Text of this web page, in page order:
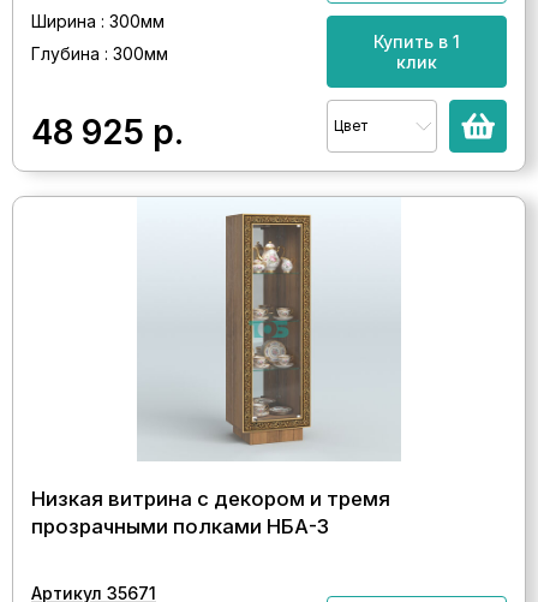
Ширина : 300мм
Глубина : 300мм
48 925 р.
Купить в 1
клик
Цвет
Низкая витрина с декором и тремя
прозрачными полками НБА-3
Артикул 35671